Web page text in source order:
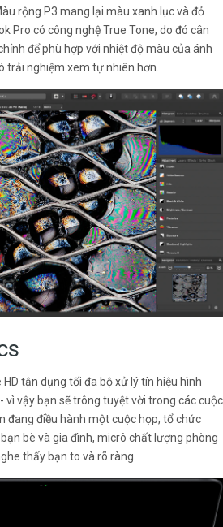
rộng P3 mang lại màu xanh lục và đỏ
Pro có công nghệ True Tone, do đó cân
để phù hợp với nhiệt độ màu của ánh
trải nghiệm xem tự nhiên hơn.
tận dụng tối đa bộ xử lý tín hiệu hình
vì vậy bạn sẽ trông tuyệt vời trong các cuộc
đang điều hành một cuộc họp, tổ chức
bè và gia đình, micrô chất lượng phòng
thấy bạn to và rõ ràng.